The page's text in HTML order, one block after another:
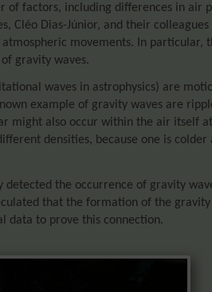
of factors, including differences in air
Cléo Dias-Júnior, and their
movements. In particular,
gravity waves.
waves in astrophysics) are
example of gravity waves are
might also occur within the air itself
densities, because one is colder
the occurrence of gravity
that the formation of the
data to prove this connection.